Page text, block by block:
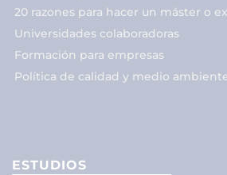
20 razones para hacer un máster o
Universidades colaboradoras
Formación para empresas
Política de calidad y medio
ESTUDIOS